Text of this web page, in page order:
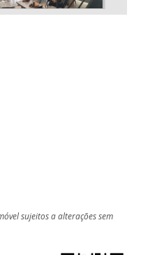
sujeitos a alterações sem